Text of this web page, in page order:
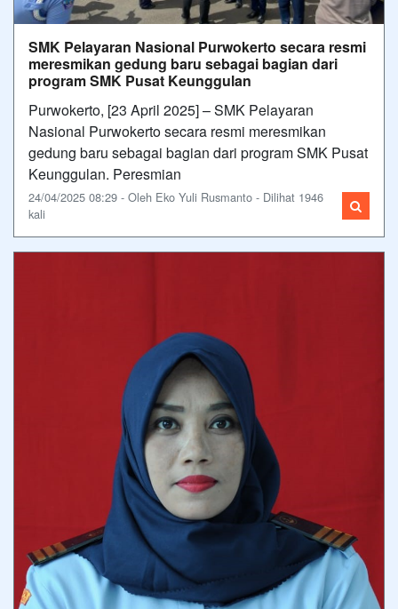
SMK Pelayaran Nasional Purwokerto secara resmi
meresmikan gedung baru sebagai bagian dari
program SMK Pusat Keunggulan
Purwokerto, [23 April 2025] – SMK Pelayaran
Nasional Purwokerto secara resmi meresmikan
gedung baru sebagai bagian dari program SMK Pusat
Keunggulan. Peresmian
24/04/2025 08:29 - Oleh Eko Yuli Rusmanto - Dilihat 1946
kali